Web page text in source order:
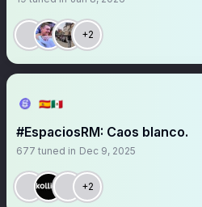
+2
🇪🇦🇲🇽
#EspaciosRM: Caos blanco.
677 tuned in Dec 9, 2025
+2